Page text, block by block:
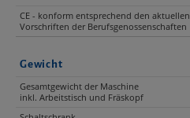
CE - konform entsprechend den aktuellen
Vorschriften der Berufsgenossenschaften
Gewicht
Gesamtgewicht der Maschine
inkl. Arbeitstisch und Fräskopf